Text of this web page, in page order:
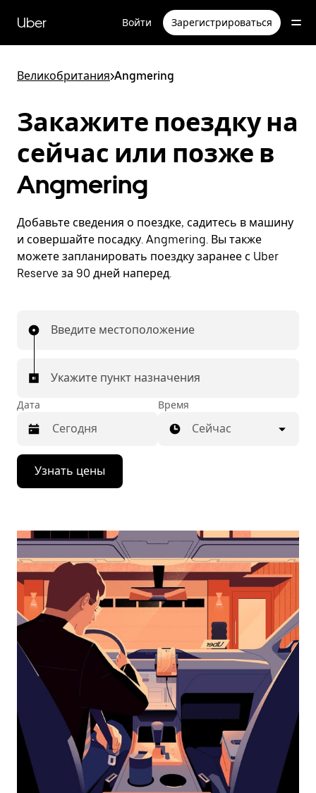
перейти
к
содержимому
Uber Войти Зарегистрироваться
Великобритания>Angmering
Закажите поездку на
сейчас или позже в
Angmering
Добавьте сведения о поездке, садитесь в машину
и совершайте посадку. Angmering. Вы также
можете запланировать поездку заранее с Uber
Reserve за 90 дней наперед.
Введите местоположение
Укажите пункт назначения
Дата
Нажмите
стрелку
вниз,
календарю
выбрать
дату.
Чтобы
закрыть
календарь,
нажмите
Esc.
Время
Сейчас
Узнать цены